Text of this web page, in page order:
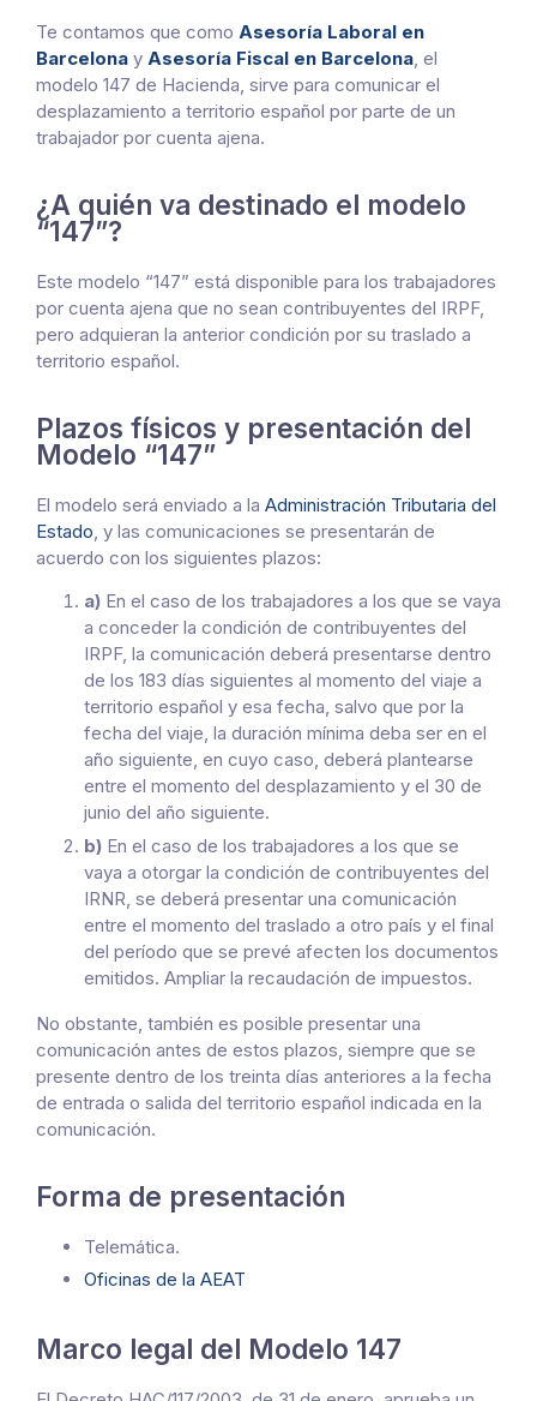
Te contamos que como Asesoría Laboral en
Barcelona y Asesoría Fiscal en Barcelona, el
modelo 147 de Hacienda, sirve para comunicar el
desplazamiento a territorio español por parte de un
trabajador por cuenta ajena.
¿A quién va destinado el modelo
“147”?
Este modelo “147” está disponible para los trabajadores
por cuenta ajena que no sean contribuyentes del IRPF,
pero adquieran la anterior condición por su traslado a
territorio español.
Plazos físicos y presentación del
Modelo “147”
El modelo será enviado a la Administración Tributaria del
Estado, y las comunicaciones se presentarán de
acuerdo con los siguientes plazos:
a) En el caso de los trabajadores a los que se vaya
a conceder la condición de contribuyentes del
IRPF, la comunicación deberá presentarse dentro
de los 183 días siguientes al momento del viaje a
territorio español y esa fecha, salvo que por la
fecha del viaje, la duración mínima deba ser en el
año siguiente, en cuyo caso, deberá plantearse
entre el momento del desplazamiento y el 30 de
junio del año siguiente.
b) En el caso de los trabajadores a los que se
vaya a otorgar la condición de contribuyentes del
IRNR, se deberá presentar una comunicación
entre el momento del traslado a otro país y el final
del período que se prevé afecten los documentos
emitidos. Ampliar la recaudación de impuestos.
No obstante, también es posible presentar una
comunicación antes de estos plazos, siempre que se
presente dentro de los treinta días anteriores a la fecha
de entrada o salida del territorio español indicada en la
comunicación.
Forma de presentación
Telemática.
Oficinas de la AEAT
Marco legal del Modelo 147